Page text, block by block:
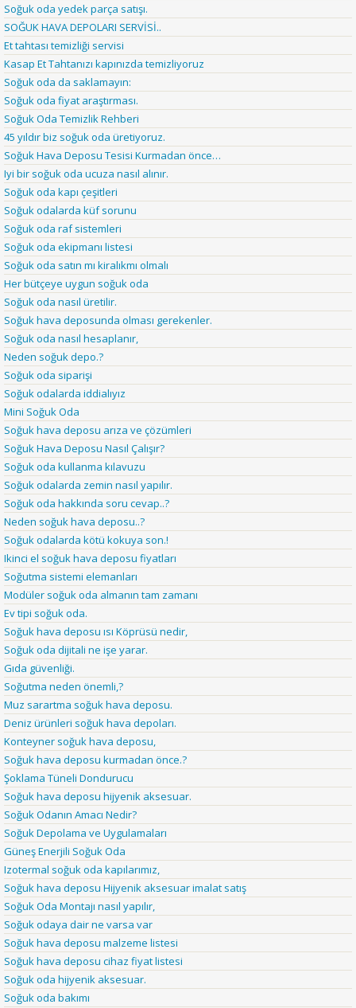
Soğuk oda yedek parça satışı.
SOĞUK HAVA DEPOLARI SERVİSİ..
Et tahtası temizliği servisi
Kasap Et Tahtanızı kapınızda temizliyoruz
Soğuk oda da saklamayın:
Soğuk oda fiyat araştırması.
Soğuk Oda Temizlik Rehberi
45 yıldır biz soğuk oda üretiyoruz.
Soğuk Hava Deposu Tesisi Kurmadan önce…
Iyi bir soğuk oda ucuza nasıl alınır.
Soğuk oda kapı çeşitleri
Soğuk odalarda küf sorunu
Soğuk oda raf sistemleri
Soğuk oda ekipmanı listesi
Soğuk oda satın mı kiralıkmı olmalı
Her bütçeye uygun soğuk oda
Soğuk oda nasıl üretilir.
Soğuk hava deposunda olması gerekenler.
Soğuk oda nasıl hesaplanır,
Neden soğuk depo.?
Soğuk oda siparişi
Soğuk odalarda iddialıyız
Mini Soğuk Oda
Soğuk hava deposu arıza ve çözümleri
Soğuk Hava Deposu Nasıl Çalışır?
Soğuk oda kullanma kılavuzu
Soğuk odalarda zemin nasıl yapılır.
Soğuk oda hakkında soru cevap..?
Neden soğuk hava deposu..?
Soğuk odalarda kötü kokuya son.!
Ikinci el soğuk hava deposu fiyatları
Soğutma sistemi elemanları
Modüler soğuk oda almanın tam zamanı
Ev tipi soğuk oda.
Soğuk hava deposu ısı Köprüsü nedir,
Soğuk oda dijitali ne işe yarar.
Gıda güvenliği.
Soğutma neden önemli,?
Muz sarartma soğuk hava deposu.
Deniz ürünleri soğuk hava depoları.
Konteyner soğuk hava deposu,
Soğuk hava deposu kurmadan önce.?
Şoklama Tüneli Dondurucu
Soğuk hava deposu hijyenik aksesuar.
Soğuk Odanın Amacı Nedir?
Soğuk Depolama ve Uygulamaları
Güneş Enerjili Soğuk Oda
Izotermal soğuk oda kapılarımız,
Soğuk hava deposu Hijyenik aksesuar imalat satış
Soğuk Oda Montajı nasıl yapılır,
Soğuk odaya dair ne varsa var
Soğuk hava deposu malzeme listesi
Soğuk hava deposu cihaz fiyat listesi
Soğuk oda hijyenik aksesuar.
Soğuk oda bakımı